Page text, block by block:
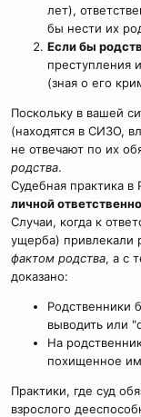
лет),
бы нести их
Если бы
преступления
(зная о его
Поскольку в вашей
(находятся в СИЗО,
не отвечают по их
родства.
Судебная практика
личной
Случаи, когда к
ущерба) привлекали
фактом родства, а с
доказано:
Родственники
выводить или
На
похищенное
Практики, где суд
взрослого